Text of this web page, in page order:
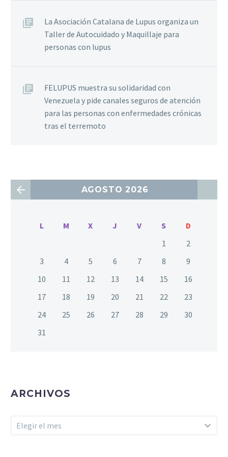
La Asociación Catalana de Lupus organiza un
Taller de Autocuidado y Maquillaje para
personas con lupus
FELUPUS muestra su solidaridad con
Venezuela y pide canales seguros de atención
para las personas con enfermedades crónicas
tras el terremoto
AGOSTO 2026
L M X J V S
D
1
2
3
4 5 6 7 8
9
10
11 12 13 14 15
16
17
18 19 20 21 22
23
24
25 26 27 28 29
30
31
ARCHIVOS
Archivos
Elegir el mes